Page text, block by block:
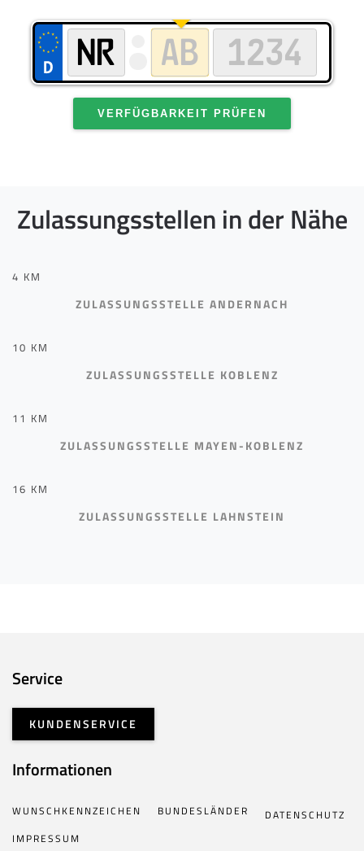
VERFÜGBARKEIT PRÜFEN
Zulassungsstellen in der Nähe
4 KM
ZULASSUNGSSTELLE ANDERNACH
10 KM
ZULASSUNGSSTELLE KOBLENZ
11 KM
ZULASSUNGSSTELLE MAYEN-KOBLENZ
16 KM
ZULASSUNGSSTELLE LAHNSTEIN
Service
KUNDENSERVICE
Informationen
WUNSCHKENNZEICHEN BUNDESLÄNDER
DATENSCHUTZ
IMPRESSUM